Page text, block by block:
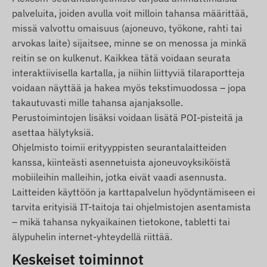
matkapuhelinoperaattoreiden verkkoihin. Nämä
varmistavat tiedonkeruun ja siirron sekä
viestinnän omistajan puhelimen kanssa tai
seurantasoftan käytön yhteydessä keskusdata- ja
käsittelyjärjestelmään. Laite viestii
matkapuhelinoperaattoreiden verkkojen kautta,
sisäisen (vaihdettavan) SIM-kortin avulla.
Toiminta-alue
Laite on yhteensopiva seuraavilla alueilla
toimivien GSM-verkkojen kanssa:
4G: Pohjois- ja Etelä-Amerikka, Australia
2G: Maailma
Osto-optiot
Jos ostat vain laitteen (ilman
palveluita, joiden avulla voit milloin tahansa määrittää,
missä valvottu omaisuus (ajoneuvo, työkone, rahti tai
arvokas laite) sijaitsee, minne se on menossa ja minkä
reitin se on kulkenut. Kaikkea tätä voidaan seurata
interaktiivisella kartalla, ja niihin liittyviä tilaraportteja
voidaan näyttää ja hakea myös tekstimuodossa – jopa
takautuvasti mille tahansa ajanjaksolle.
Perustoimintojen lisäksi voidaan lisätä POI-pisteitä ja
asettaa hälytyksiä.
Ohjelmisto toimii erityyppisten seurantalaitteiden
kanssa, kiinteästi asennetuista ajoneuvoyksiköistä
mobiileihin malleihin, jotka eivät vaadi asennusta.
Laitteiden käyttöön ja karttapalvelun hyödyntämiseen ei
tarvita erityisiä IT-taitoja tai ohjelmistojen asentamista
– mikä tahansa nykyaikainen tietokone, tabletti tai
älypuhelin internet-yhteydellä riittää.
Keskeiset toiminnot